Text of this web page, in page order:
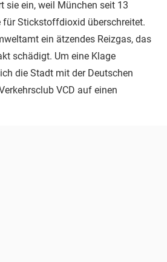
sie ein, weil München seit 13
für Stickstoffdioxid überschreitet.
ein ätzendes Reizgas, das
schädigt. Um eine Klage
die Stadt mit der Deutschen
VCD auf einen